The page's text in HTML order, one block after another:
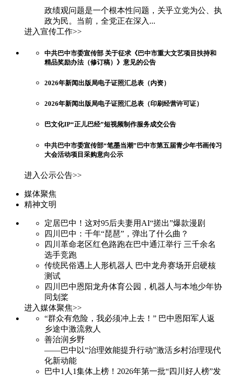
政绩观问题是一个根本性问题，关乎立党为公、执
政为民。当前，全党正在深入...
进入宣传工作>>
中共巴中市委宣传部 关于征求《巴中市重大文艺项目扶持和
精品奖励办法（修订稿）》意见的公告
2026年新闻出版局电子证照汇总表（内资）
2026年新闻出版局电子证照汇总表（印刷经营许可证）
巴文化IP“正儿巴经”短视频制作服务成交公告
中共巴中市委宣传部“笔墨当潮”巴中市第五届青少年书画传习
大会活动项目采购意向公示
进入公示公告>>
媒体聚焦
精神文明
定居巴中！这对95后夫妻用AI“搓出”爆款漫剧
四川巴中：千年“琵琶”，弹出了什么曲？
四川革命老区红色路跑在巴中通江举行 三千余名
选手竞跑
传统民俗遇上人形机器人 巴中龙舟赛场开启硬核
测试
四川巴中恩阳龙舟体育公园，机器人与本地少年协
同划桨
进入媒体聚焦>>
“群众有危险，我必须冲上去！” 巴中恩阳军人返
乡途中激流救人
善治润乡野
——巴中以“治理效能提升行动”激活乡村治理现代
化新动能
巴中1人1集体上榜！2026年第一批“四川好人榜”发